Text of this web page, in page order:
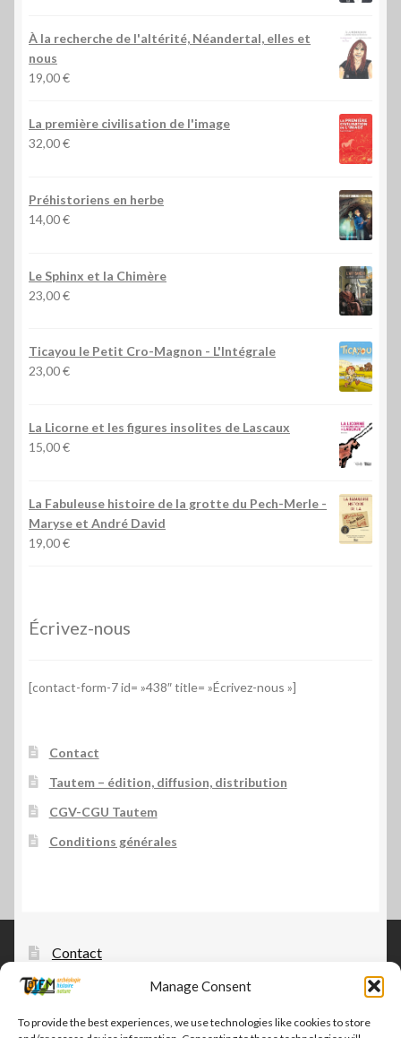
Manage Consent
To provide the best experiences, we use technologies like cookies to store
À la recherche de l'altérité, Néandertal, elles et
nous
19,00€
La première civilisation de l'image
32,00€
Préhistoriens en herbe
14,00€
Le Sphinx et la Chimère
23,00€
Ticayou le Petit Cro-Magnon - L'Intégrale
23,00€
La Licorne et les figures insolites de Lascaux
15,00€
La Fabuleuse histoire de la grotte du Pech-Merle -
Maryse et André David
19,00€
Écrivez-nous
[contact-form-7 id= »438″ title= »Écrivez-nous »]
Contact
Tautem – édition, diffusion, distribution
CGV-CGU Tautem
Conditions générales
Contact
Tautem – édition, diffusion, distribution
CGV-CGU Tautem